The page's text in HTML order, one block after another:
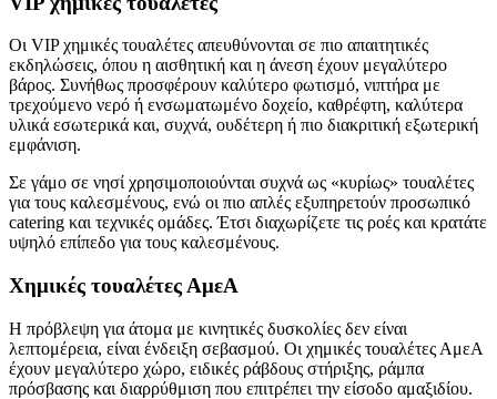
Οι VIP χημικές τουαλέτες απευθύνονται σε πιο απαιτητικές
εκδηλώσεις, όπου η αισθητική και η άνεση έχουν μεγαλύτερο
βάρος. Συνήθως προσφέρουν καλύτερο φωτισμό, νιπτήρα με
τρεχούμενο νερό ή ενσωματωμένο δοχείο, καθρέφτη, καλύτερα
υλικά εσωτερικά και, συχνά, ουδέτερη ή πιο διακριτική εξωτερική
εμφάνιση.
Σε γάμο σε νησί χρησιμοποιούνται συχνά ως «κυρίως» τουαλέτες
για τους καλεσμένους, ενώ οι πιο απλές εξυπηρετούν προσωπικό
catering και τεχνικές ομάδες. Έτσι διαχωρίζετε τις ροές και κρατάτε
υψηλό επίπεδο για τους καλεσμένους.
Χημικές τουαλέτες ΑμεΑ
Η πρόβλεψη για άτομα με κινητικές δυσκολίες δεν είναι
λεπτομέρεια, είναι ένδειξη σεβασμού. Οι χημικές τουαλέτες ΑμεΑ
έχουν μεγαλύτερο χώρο, ειδικές ράβδους στήριξης, ράμπα
πρόσβασης και διαρρύθμιση που επιτρέπει την είσοδο αμαξιδίου.